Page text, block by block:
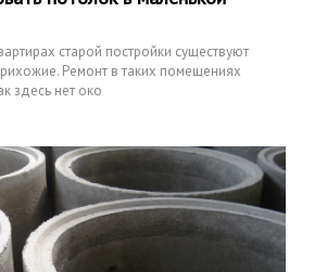
старой постройки существуют
Ремонт в таких помещениях
здесь нет око